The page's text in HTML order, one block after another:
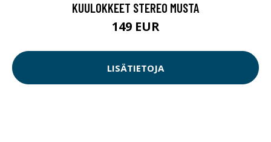
KUULOKKEET STEREO MUSTA
149 EUR
LISÄTIETOJA